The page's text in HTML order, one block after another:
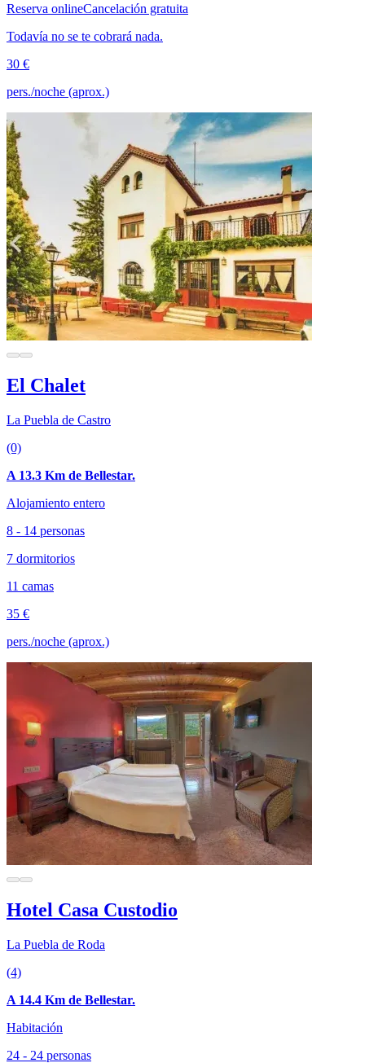
Reserva onlineCancelación gratuita
Todavía no se te cobrará nada.
30 €
pers./noche (aprox.)
El Chalet
La Puebla de Castro
(0)
A 13.3 Km de Bellestar.
Alojamiento entero
8 - 14 personas
7 dormitorios
11 camas
35 €
pers./noche (aprox.)
Hotel Casa Custodio
La Puebla de Roda
(4)
A 14.4 Km de Bellestar.
Habitación
24 - 24 personas